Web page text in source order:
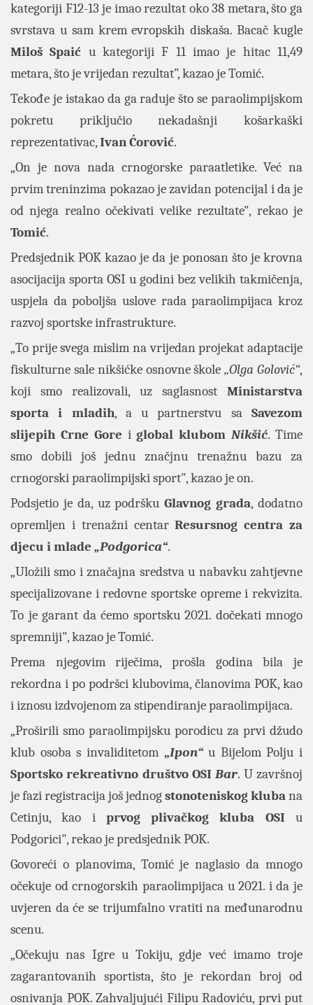
kategoriji F12-13 je imao rezultat oko 38 metara, što ga
svrstava u sam krem evropskih diskaša. Bacač kugle
Miloš Spaić u kategoriji F 11 imao je hitac 11,49
metara, što je vrijedan rezultat”, kazao je Tomić.
Tekođe je istakao da ga raduje što se paraolimpijskom
pokretu priključio nekadašnji košarkaški
reprezentativac,Ivan Ćorović.
„On je nova nada crnogorske paraatletike. Već na
prvim treninzima pokazao je zavidan potencijal i da je
od njega realno očekivati velike rezultate", rekao je
Tomić.
Predsjednik POK kazao je da je ponosan što je krovna
asocijacija sporta OSI u godini bez velikih takmičenja,
uspjela da poboljša uslove rada paraolimpijaca kroz
razvoj sportske infrastrukture.
„To prije svega mislim na vrijedan projekat adaptacije
fiskulturne sale nikšićke osnovne škole„Olga Golović“,
koji smo realizovali, uz saglasnost Ministarstva
sporta i mladih, a u partnerstvu saSavezom
slijepih Crne Gore iglobal klubomNikšić. Time
smo dobili još jednu značjnu trenažnu bazu za
crnogorski paraolimpijski sport", kazao je on.
Podsjetio je da, uz podrškuGlavnog grada, dodatno
opremljen i trenažni centarResursnog centra za
djecu i mlade „Podgorica“.
„Uložili smo i značajna sredstva u nabavku zahtjevne
specijalizovane i redovne sportske opreme i rekvizita.
To je garant da ćemo sportsku 2021. dočekati mnogo
spremniji", kazao je Tomić.
Prema njegovim riječima, prošla godina bila je
rekordna i po podršci klubovima, članovima POK, kao
i iznosu izdvojenom za stipendiranje paraolimpijaca.
„Proširili smo paraolimpijsku porodicu za prvi džudo
klub osoba s invaliditetom „Ipon“u Bijelom Polju i
Sportsko rekreativno društvo OSI Bar. U završnoj
je fazi registracija još jednogstonoteniskog klubana
Cetinju, kao i prvog plivačkog kluba OSIu
Podgorici", rekao je predsjednik POK.
Govoreći o planovima, Tomić je naglasio da mnogo
očekuje od crnogorskih paraolimpijaca u 2021. i da je
uvjeren da će se trijumfalno vratiti na međunarodnu
scenu.
„Očekuju nas Igre u Tokiju, gdje već imamo troje
zagarantovanih sportista, što je rekordan broj od
osnivanja POK. Zahvaljujući Filipu Radoviću, prvi put